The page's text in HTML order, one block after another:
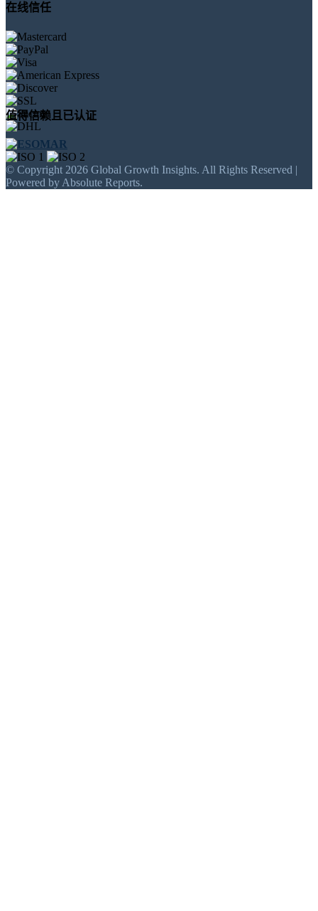
在线信任
值得信赖且已认证
© Copyright 2026 Global Growth Insights. All Rights Reserved |
Powered by Absolute Reports.